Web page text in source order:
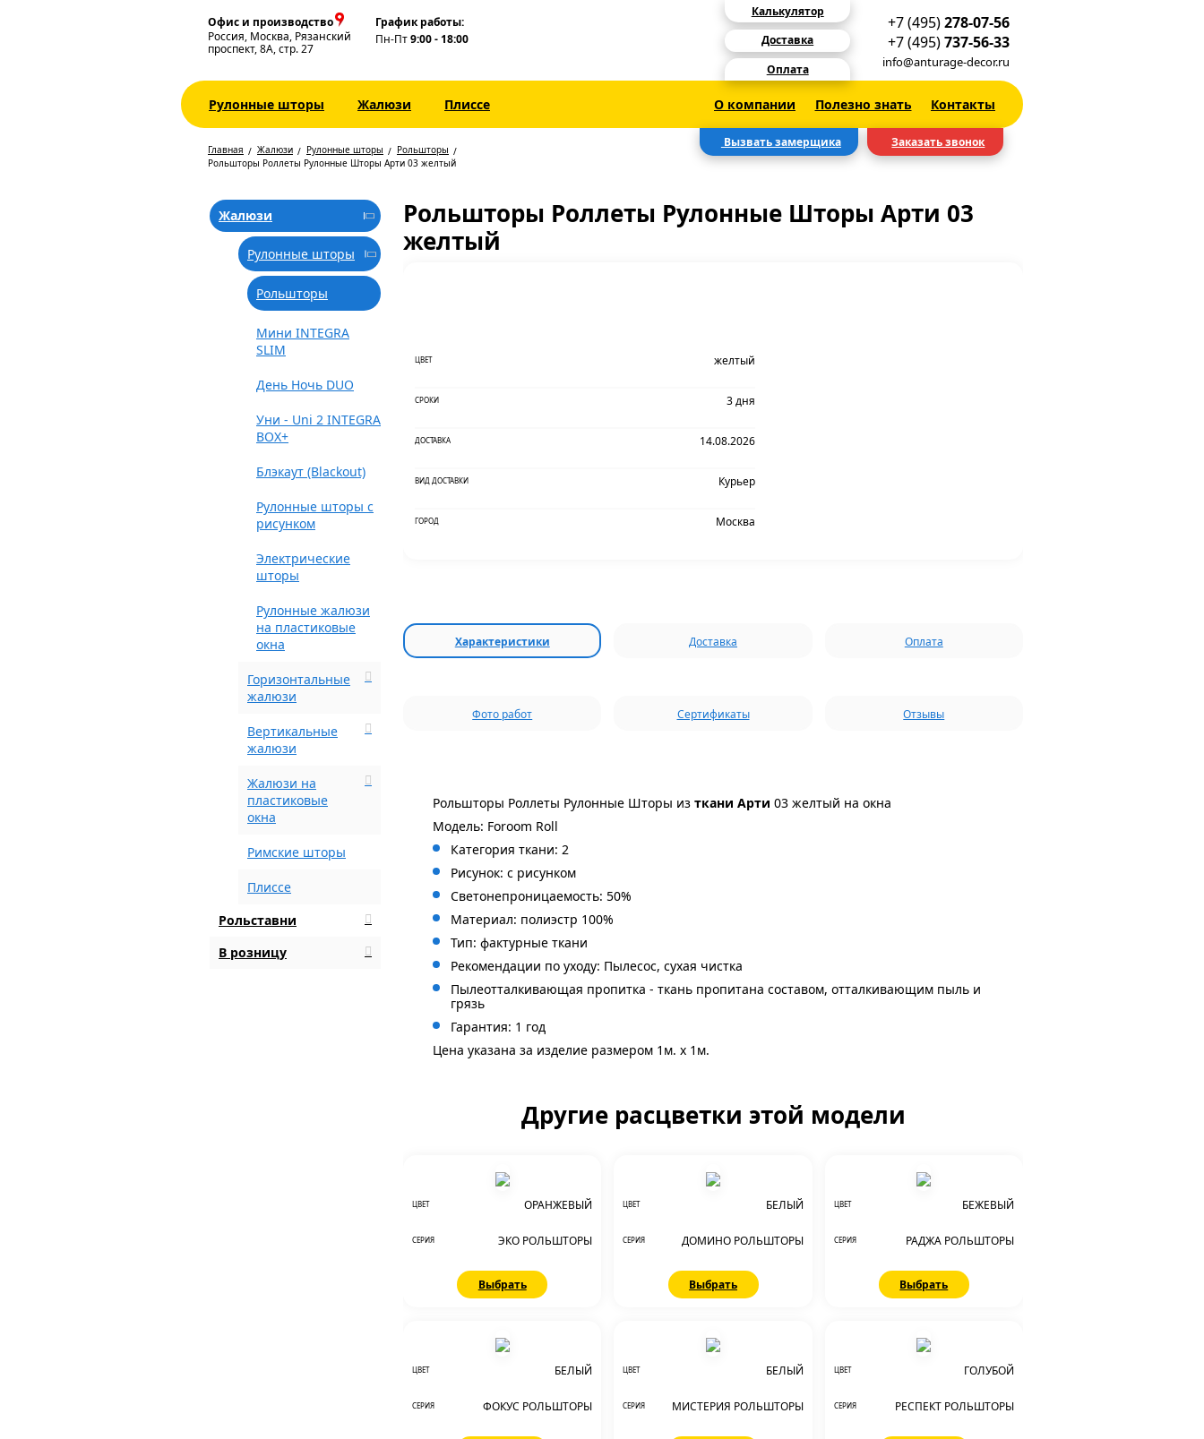
Офис и производство
Россия, Москва, Рязанский
проспект, 8А, стр. 27
График работы:
Пн-Пт9:00 - 18:00
Калькулятор
Доставка
Оплата
+7 (495)278-07-56
+7 (495)737-56-33
info@anturage-decor.ru
Рулонные шторы Жалюзи Плиссе О компании Полезно знать Контакты
Вызвать замерщика Заказать звонок
Главная Жалюзи Рулонные шторы
Рольшторы
Рольшторы Роллеты Рулонные Шторы Арти 03 желтый
Жалюзи
Рулонные шторы
Рольшторы
Мини INTEGRA
SLIM
День Ночь DUO
Уни - Uni 2 INTEGRA
BOX+
Блэкаут (Blackout)
Рулонные шторы с
рисунком
Электрические
шторы
Рулонные жалюзи
на пластиковые
окна
Горизонтальные
жалюзи
Вертикальные
жалюзи
Жалюзи на
пластиковые
окна
Римские шторы
Плиссе
Рольставни
В розницу
Рольшторы Роллеты Рулонные Шторы Арти 03
желтый
ЦВЕТ желтый
СРОКИ 3 дня
ДОСТАВКА 14.08.2026
ВИД ДОСТАВКИ Курьер
ГОРОД Москва
Характеристики Доставка Оплата
Фото работ Сертификаты Отзывы
Рольшторы Роллеты Рулонные Шторы из ткани Арти 03 желтый на окна
Модель: Foroom Roll
Категория ткани: 2
Рисунок: с рисунком
Светонепроницаемость: 50%
Материал: полиэстр 100%
Тип: фактурные ткани
Рекомендации по уходу: Пылесос, сухая чистка
Пылеотталкивающая пропитка - ткань пропитана составом, отталкивающим пыль и
грязь
Гарантия: 1 год
Цена указана за изделие размером 1м. x 1м.
Другие расцветки этой модели
ЦВЕТ ОРАНЖЕВЫЙ
СЕРИЯ ЭКО РОЛЬШТОРЫ
Выбрать
ЦВЕТ БЕЛЫЙ
СЕРИЯ ДОМИНО РОЛЬШТОРЫ
Выбрать
ЦВЕТ БЕЖЕВЫЙ
СЕРИЯ РАДЖА РОЛЬШТОРЫ
Выбрать
ЦВЕТ БЕЛЫЙ
СЕРИЯ ФОКУС РОЛЬШТОРЫ
ЦВЕТ БЕЛЫЙ
СЕРИЯ МИСТЕРИЯ РОЛЬШТОРЫ
ЦВЕТ ГОЛУБОЙ
СЕРИЯ РЕСПЕКТ РОЛЬШТОРЫ